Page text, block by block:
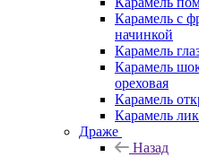
Карамель с
начинкой
Карамель
Карамель
ореховая
Карамель
Карамель
Драже
Назад